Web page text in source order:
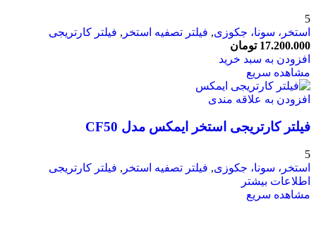
5
استخر، سونا، جکوزی, فیلتر تصفیه استخر , فیلتر کارتریجی
17.200.000 تومان
افزودن به سبد خرید
مشاهده سریع
افزودن به علاقه مندی
فیلتر کارتریجی استخر ایمکس مدل CF50
5
استخر، سونا، جکوزی, فیلتر تصفیه استخر , فیلتر کارتریجی
اطلاعات بیشتر
مشاهده سریع